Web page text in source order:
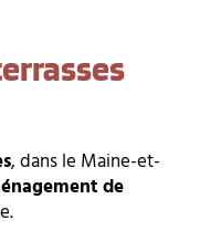
, dans le Maine-et-
de